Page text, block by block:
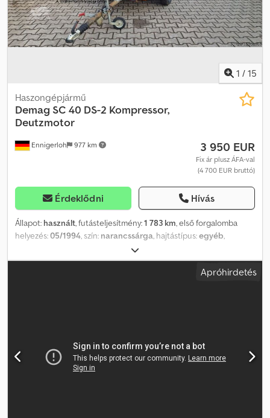
jelölés: igen Dcodpfx Aey Evv Seidjk Gyártási ország: Németország
További információért forduljon Jan-Marc Schwickerthez.
1 / 15
Ennigerloh 977 km
Haszongépjármű
Demag SC 40 DS-2 Kompressor,
Deutzmotor
3 950 EUR
Fix ár plusz ÁFA-val
(4 700 EUR bruttó)
Érdeklődni Hívás
Állapot: használt, futásteljesítmény:1 783 km, első forgalomba
helyezés:05/1994, szín: narancssárga, hajtástípus:egyéb,
, kibocsátási osztály:
egyéb, vezetőfülke:egyéb,
Apróhirdetés